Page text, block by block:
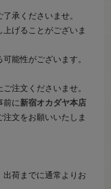
承くださいませ。
げることがございま
能性がございます。
注文くださいませ。
前に新宿オカダヤ本店
文をお願いいたしま
出荷までに通常よりお